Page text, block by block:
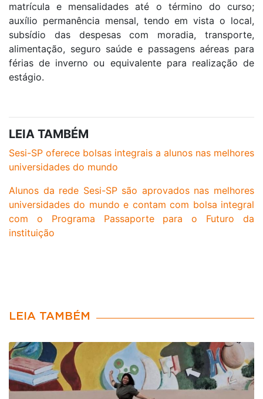
matrícula e mensalidades até o término do curso;
auxílio permanência mensal, tendo em vista o local,
subsídio das despesas com moradia, transporte,
alimentação, seguro saúde e passagens aéreas para
férias de inverno ou equivalente para realização de
estágio.
LEIA TAMBÉM
Sesi-SP oferece bolsas integrais a alunos nas melhores
universidades do mundo
Alunos da rede Sesi-SP são aprovados nas melhores
universidades do mundo e contam com bolsa integral
com o Programa Passaporte para o Futuro da
instituição
LEIA TAMBÉM